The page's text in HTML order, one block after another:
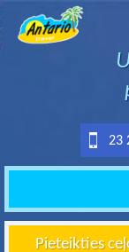
23
Pieteikties